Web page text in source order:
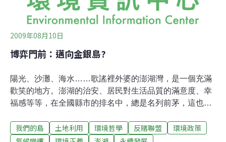
人民究竟要投什麼？」 他說，這次公投
2009年08月10日
博弈門前：邁向金銀島?
陽光、沙灘、海水……歌謠裡外婆的澎湖灣，是一個充滿
歡笑的地方。澎湖的治安、居民對生活品質的滿意度、幸
福感等等，在全國縣市的排名中，總是名列前茅，這也是
裡是個富足的地方。但矛盾的是，地方政府雖然以創造
「快樂所得」為目標，卻始終擺脫不了貧窮的意識，多年
我們的島 土地利用 環境哲學 反賭聯盟
環境政策